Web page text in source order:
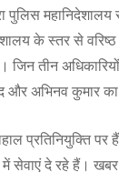
पुलिस
के स्तर से वरिष्ठ
जिन तीन
और अभिनव कुमार का
प्रतिनियुक्ति पर
सेवाएं दे रहे हैं।